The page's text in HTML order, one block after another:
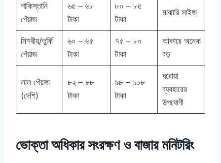
পাকিস্তানি
পেঁয়াজ
৬৫ – ৬৮
টাকা
৮০ – ৮৫
টাকা
মাঝারি সাইজ
মিশরীয়/তুর্কি
পেঁয়াজ
৬০ – ৬৫
টাকা
৭৫ – ৮০
টাকা
আকারে অনেক
বড়
লাল পেঁয়াজ
(দেশি)
৮২ – ৮৮
টাকা
৯৮ – ১০৮
টাকা
ঘরোয়া
ব্যবহারের
উপযোগী
ভোক্তা অধিকার সংরক্ষণ ও বাজার মনিটরিং